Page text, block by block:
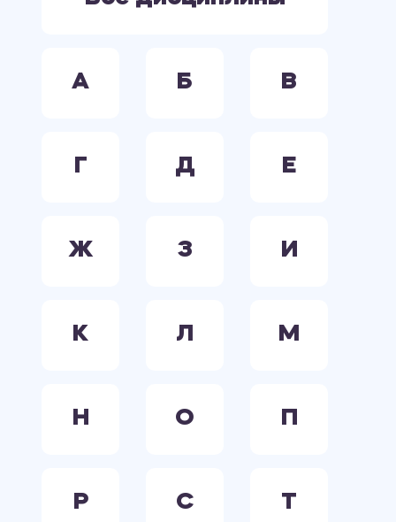
А Б В
Г Д Е
Ж З И
К Л М
Н О П
Р С Т